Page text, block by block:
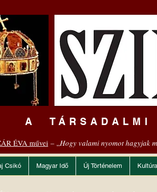
A TÁRSADALMI
ÉVA művei – „Hogy valami nyomot hagyjak
Csikó Magyar Idő Új Történelem Kultúra